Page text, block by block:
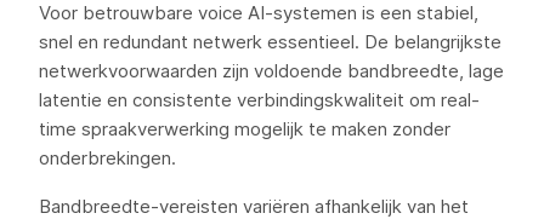
Voor betrouwbare voice AI-systemen is een stabiel,
snel en redundant netwerk essentieel. De belangrijkste
netwerkvoorwaarden zijn voldoende bandbreedte, lage
latentie en consistente verbindingskwaliteit om real-
time spraakverwerking mogelijk te maken zonder
onderbrekingen.
Bandbreedte-vereisten variëren afhankelijk van het